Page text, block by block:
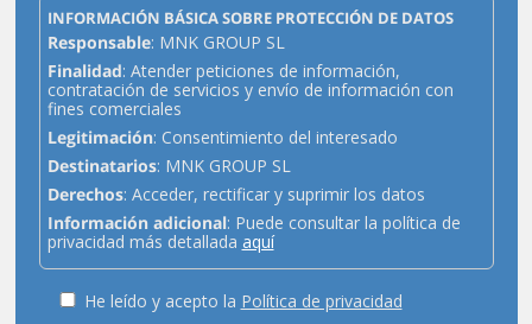
INFORMACIÓN BÁSICA SOBRE PROTECCIÓN DE DATOS
Responsable: MNK GROUP SL
Finalidad: Atender peticiones de información,
contratación de servicios y envío de información con
fines comerciales
Legitimación: Consentimiento del interesado
Destinatarios: MNK GROUP SL
Derechos: Acceder, rectificar y suprimir los datos
Información adicional: Puede consultar la política de
privacidad más detallada aquí
He leído y acepto la Política de privacidad